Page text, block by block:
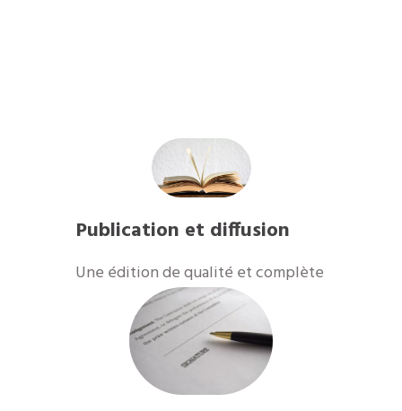
Publication et diffusion
​Une édition de qualité et complète